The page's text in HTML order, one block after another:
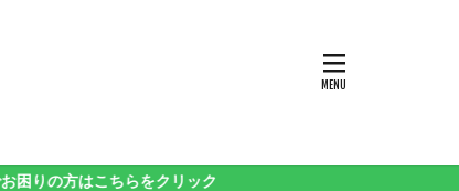
ちらをクリック